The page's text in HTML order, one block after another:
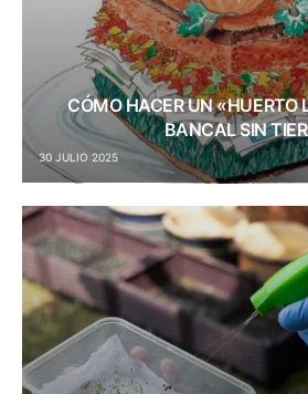
CÓMO HACER UN «HUERTO
BANCAL SIN
30 JULIO 2025